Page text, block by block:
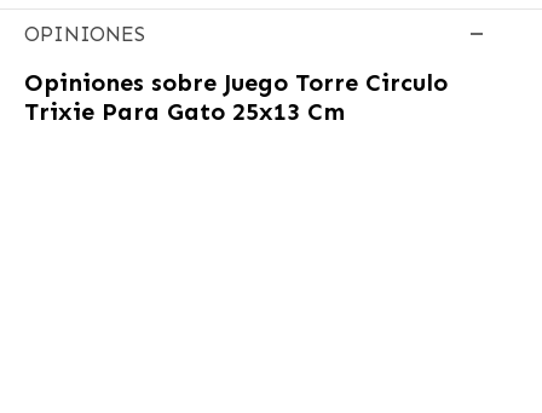
OPINIONES
Opiniones sobre Juego Torre Circulo
Trixie Para Gato 25x13 Cm